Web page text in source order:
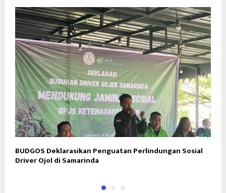
BUDGOS Deklarasikan Penguatan Perlindungan Sosial
Driver Ojol di Samarinda